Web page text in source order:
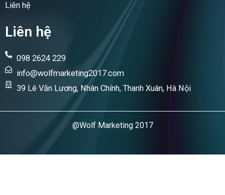
Liên hệ
Liên hệ
098 2624 229
info@wolfmarketing2017.com
39 Lê Văn Lương, Nhân Chính, Thanh Xuân, Hà Nội
@Wolf Marketing 2017